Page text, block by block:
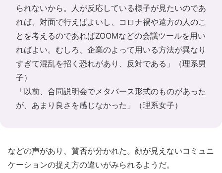
られないから。人が反応している様子が見たいのであ
れば、対面で行えばよいし、コロナ禍や遠方の人のこ
とを考えるのであればZOOMなどの会議ツールを用い
ればよい。むしろ、企業のよって用いる方法が異なり
すぎて混乱を招く恐れがあり、反対である」（理系男
子）
「以前、合同説明会でメタバース形式のものがあった
が、あまり良さを感じなかった」（理系女子）
などの声があり、賛否が分かれた。顔が見えないコミュニ
ケーションの捉え方の違いがみられるようだ。